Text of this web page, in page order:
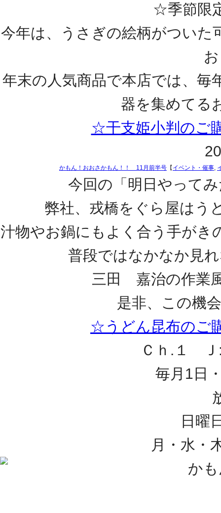
☆季節限
今年は、うさぎの絵柄がついた
年末の人気商品で本店では、毎
器を集めてる
☆干支姫小判のご
かもん！おおさかもん！！ 11月前半号 【 イベント・催事,
今回の「明日やって
弊社、戎橋をぐら屋はう
汁物やお鍋にもよく合う手がき
普段ではなかなか見
三田 嘉治の作業
是非、この機
☆うどん昆布のご
Ｃｈ.１ Ｊ
毎月1日
日曜
月・水・